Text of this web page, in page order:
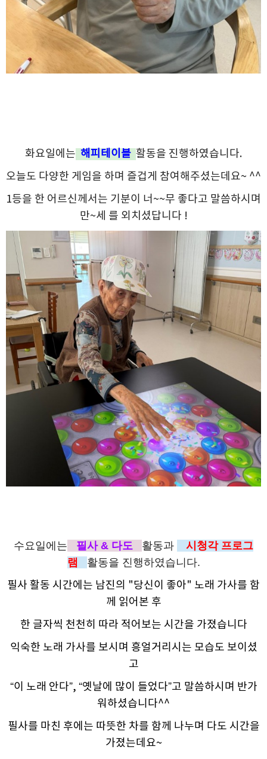
화요일에는 해피테이블 활동을 진행하였습니다.
오늘도 다양한 게임을 하며 즐겁게 참여해주셨는데요~ ^^
1등을 한 어르신께서는 기분이 너~~무 좋다고 말씀하시며
만~세 를 외치셨답니다 !
수요일에는 필사 & 다도 활동과
시청각 프로그
램
활동을 진행하였습니다.
필사 활동 시간에는 남진의 "당신이 좋아" 노래 가사를 함
께 읽어본 후
한 글자씩 천천히 따라 적어보는 시간을 가졌습니다
익숙한 노래 가사를 보시며 흥얼거리시는 모습도 보이셨
고
“이 노래 안다”, “옛날에 많이 들었다”고 말씀하시며 반가
워하셨습니다^^
필사를 마친 후에는 따뜻한 차를 함께 나누며 다도 시간을
가졌는데요~